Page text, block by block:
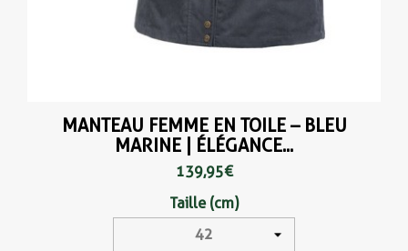
MANTEAU FEMME EN TOILE – BLEU
MARINE | ÉLÉGANCE...
139,95 €
Taille (cm)